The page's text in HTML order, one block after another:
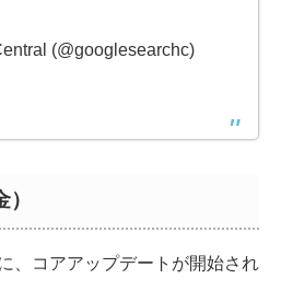
(@googlesearchc)
、コアアップデートが開始され